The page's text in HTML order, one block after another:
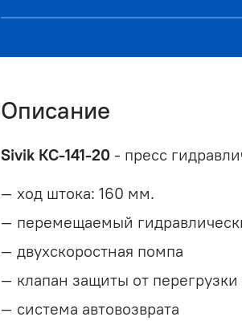
Описание
Sivik КС-141-20 - пресс
ход штока: 160 мм.
перемещаемый
двухскоростная помпа
клапан защиты от перегрузки
система автовозврата